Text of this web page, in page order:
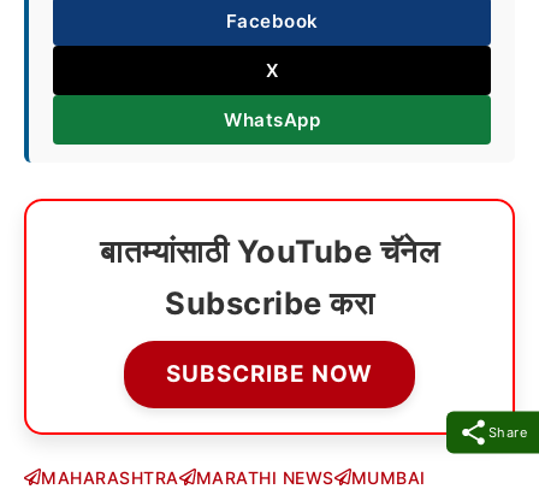
Share
Facebook
X
WhatsApp
बातम्यांसाठी YouTube चॅनेल
Subscribe करा
SUBSCRIBE NOW
MAHARASHTRA MARATHI NEWS
MUMBAI